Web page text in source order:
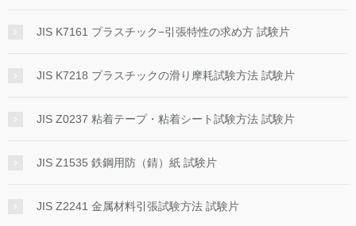
JIS K7161 プラスチック−引張特性の求め方 試験片
JIS K7218 プラスチックの滑り摩耗試験方法 試験片
JIS Z0237 粘着テープ・粘着シート試験方法 試験片
JIS Z1535 鉄鋼用防（錆）紙 試験片
JIS Z2241 金属材料引張試験方法 試験片